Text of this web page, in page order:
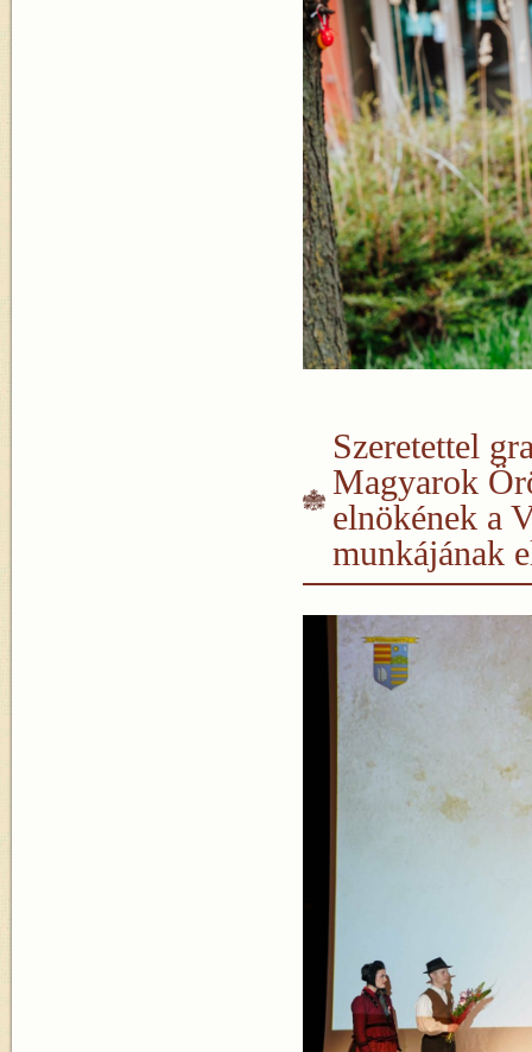
Szeretettel
Magyarok
elnökének a
munkájának